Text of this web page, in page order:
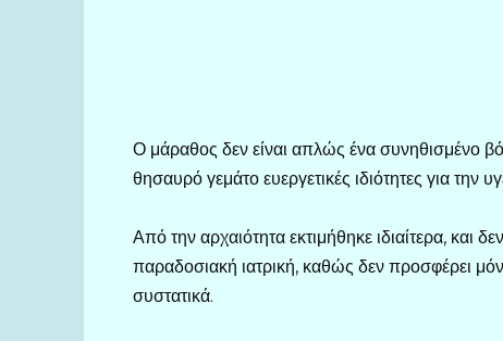
Ο μάραθος δεν είναι απλώς ένα συνηθισμένο
θησαυρό γεμάτο ευεργετικές ιδιότητες για την
Από την αρχαιότητα εκτιμήθηκε ιδιαίτερα, και
παραδοσιακή ιατρική, καθώς δεν προσφέρει
συστατικά.